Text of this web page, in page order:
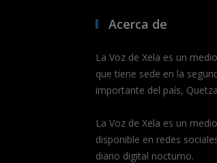
Acerca de
La Voz de Xela es un
que tiene sede en la
importante del país,
La Voz de Xela es un
disponible en redes
diario digital nocturno.